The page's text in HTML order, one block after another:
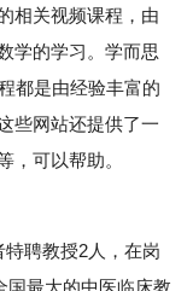
关视频课程，由
学的学习。学而思
都是由经验丰富的
些网站还提供了一
，可以帮助。
聘教授2人，在岗
国最大的中医临床教